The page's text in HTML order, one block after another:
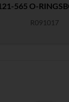
565 O-
R091017